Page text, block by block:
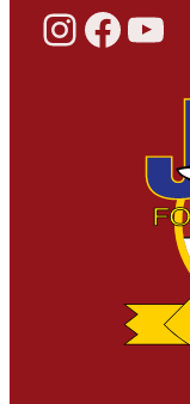
InstagramFacebook YouTube